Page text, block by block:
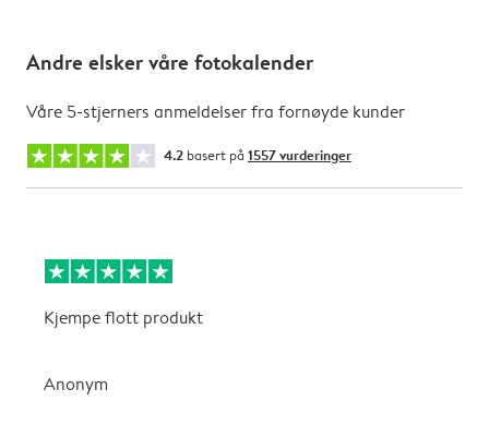
Andre elsker våre fotokalender
Våre 5-stjerners anmeldelser fra fornøyde kunder
4.2 basert på 1557 vurderinger
Kjempe flott produkt
Anonym